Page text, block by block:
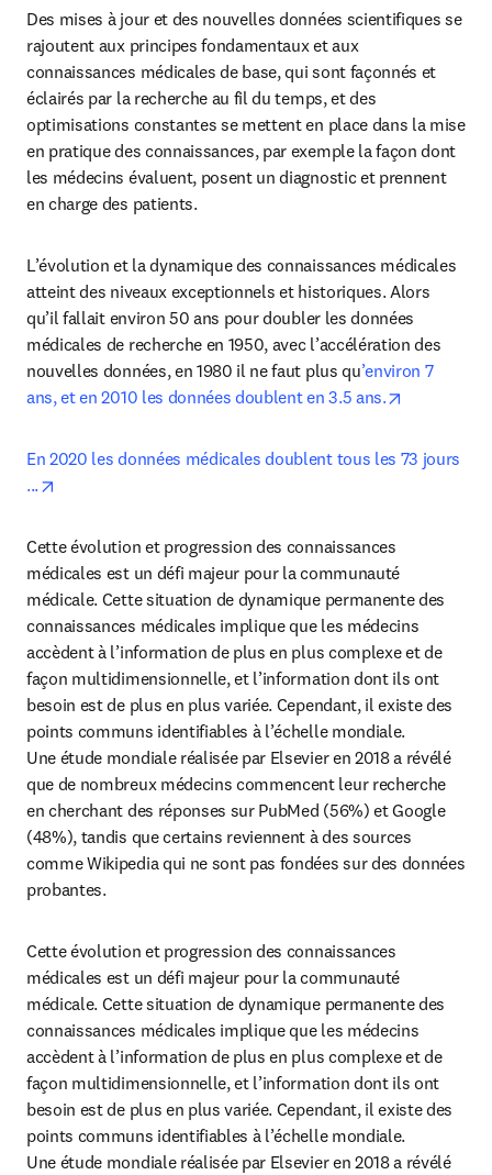
Des mises à jour et des nouvelles données scientifiques se
rajoutent aux principes fondamentaux et aux
connaissances médicales de base, qui sont façonnés et
éclairés par la recherche au fil du temps, et des
optimisations constantes se mettent en place dans la mise
en pratique des connaissances, par exemple la façon dont
les médecins évaluent, posent un diagnostic et prennent
en charge des patients.
L’évolution et la dynamique des connaissances médicales
atteint des niveaux exceptionnels et historiques. Alors
qu’il fallait environ 50 ans pour doubler les données
médicales de recherche en 1950, avec l’accélération des
nouvelles données, en 1980 il ne faut plus qu’environ 7
ans, et en 2010 les données doublent en 3.5 ans.
En 2020 les données médicales doublent tous les 73 jours
...
Cette évolution et progression des connaissances
médicales est un défi majeur pour la communauté
médicale. Cette situation de dynamique permanente des
connaissances médicales implique que les médecins
accèdent à l’information de plus en plus complexe et de
façon multidimensionnelle, et l’information dont ils ont
besoin est de plus en plus variée. Cependant, il existe des
points communs identifiables à l’échelle mondiale.
Une étude mondiale réalisée par Elsevier en 2018 a révélé
que de nombreux médecins commencent leur recherche
en cherchant des réponses sur PubMed (56%) et Google
(48%), tandis que certains reviennent à des sources
comme Wikipedia qui ne sont pas fondées sur des données
probantes.
Cette évolution et progression des connaissances
médicales est un défi majeur pour la communauté
médicale. Cette situation de dynamique permanente des
connaissances médicales implique que les médecins
accèdent à l’information de plus en plus complexe et de
façon multidimensionnelle, et l’information dont ils ont
besoin est de plus en plus variée. Cependant, il existe des
points communs identifiables à l’échelle mondiale.
Une étude mondiale réalisée par Elsevier en 2018 a révélé